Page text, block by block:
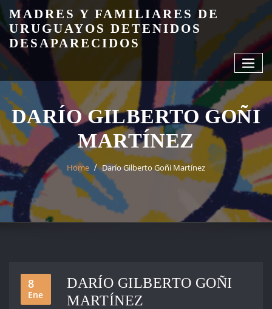
Skip
to
content
MADRES Y FAMILIARES DE
URUGUAYOS DETENIDOS
DESAPARECIDOS
DARÍO GILBERTO GOÑI
MARTÍNEZ
Home Darío Gilberto Goñi Martínez
8
Ene
DARÍO GILBERTO GOÑI
MARTÍNEZ